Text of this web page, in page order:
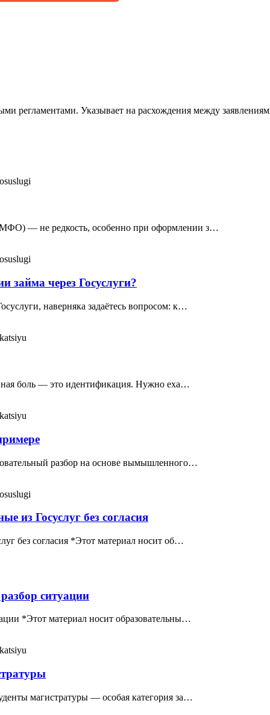
регламентами. Указывает на расхождения между
— не редкость, особенно при оформлении з…
займа через Госуслуги?
наверняка задаётесь вопросом: к…
боль — это идентификация. Нужно еха…
разбор на основе вымышленного…
из Госуслуг без согласия
без согласия *Этот материал носит об…
ситуации
*Этот материал носит образовательны…
магистратуры — особая категория за…